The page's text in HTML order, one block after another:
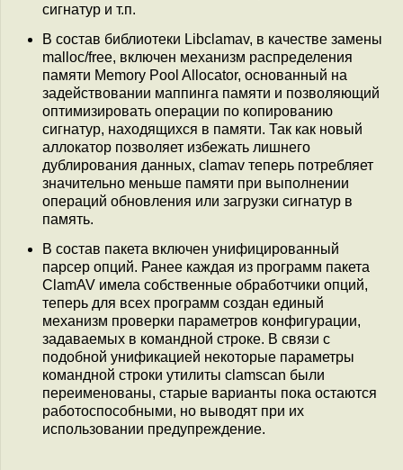
сигнатур и т.п.
В состав библиотеки Libclamav, в качестве замены
malloc/free, включен механизм распределения
памяти Memory Pool Allocator, основанный на
задействовании маппинга памяти и позволяющий
оптимизировать операции по копированию
сигнатур, находящихся в памяти. Так как новый
аллокатор позволяет избежать лишнего
дублирования данных, clamav теперь потребляет
значительно меньше памяти при выполнении
операций обновления или загрузки сигнатур в
память.
В состав пакета включен унифицированный
парсер опций. Ранее каждая из программ пакета
ClamAV имела собственные обработчики опций,
теперь для всех программ создан единый
механизм проверки параметров конфигурации,
задаваемых в командной строке. В связи с
подобной унификацией некоторые параметры
командной строки утилиты clamscan были
переименованы, старые варианты пока остаются
работоспособными, но выводят при их
использовании предупреждение.